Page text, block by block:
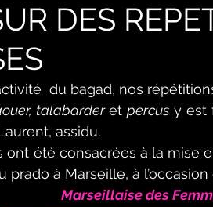
DES
du bagad, nos
talabarder et percus y est
assidu.
ont été consacrées à la mise
à Marseille, à l’occasion
Marseillaise des